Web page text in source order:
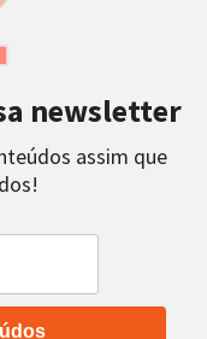
newsletter
assim que